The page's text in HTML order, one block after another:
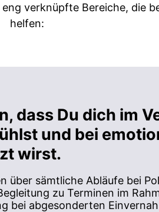
verknüpfte Bereiche, die
helfen:
dass Du dich im
und bei
wirst.
über sämtliche Abläufe bei
zu Terminen im
bei abgesonderten